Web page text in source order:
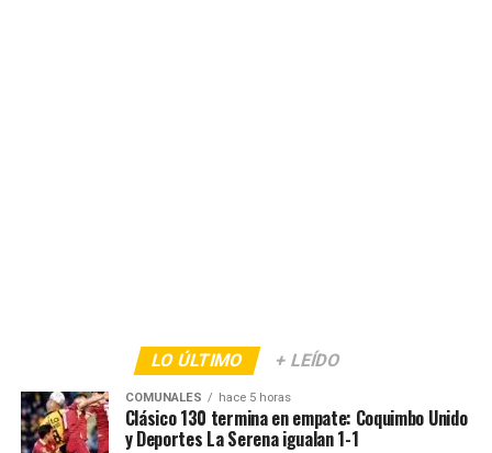
LO ÚLTIMO + LEÍDO
COMUNALES hace 5 horas
Clásico 130 termina en empate: Coquimbo Unido
y Deportes La Serena igualan 1-1